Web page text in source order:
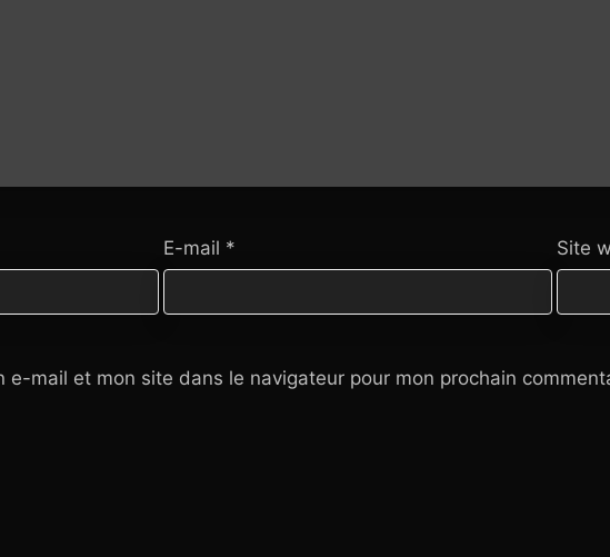
E-mail * Site
e-mail et mon site dans le navigateur pour mon prochain